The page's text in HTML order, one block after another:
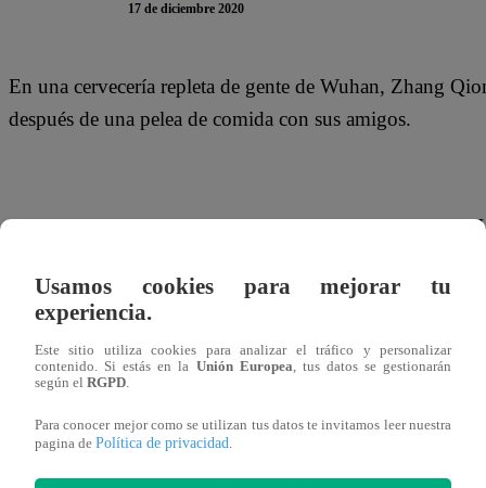
17 de diciembre 2020
En una cervecería repleta de gente de Wuhan, Zhang
después de una pelea de comida con sus amigos.
“Después de experimentar la primera ola de epidemia
central china que fue el epicentro original de COVID-19.
Afuera, los asistentes a la fiesta sin mascarillas se
ametralladoras de juguete y globos.
Usamos cookies para mejorar tu
experiencia.
Este sitio utiliza cookies para analizar el tráfico y personalizar
contenido. Si estás en la Unión Europea , tus datos se gestionarán
según el RGPD
Para conocer mejor como se utilizan tus datos te invitamos leer nuestra
pagina de Política de privacidad